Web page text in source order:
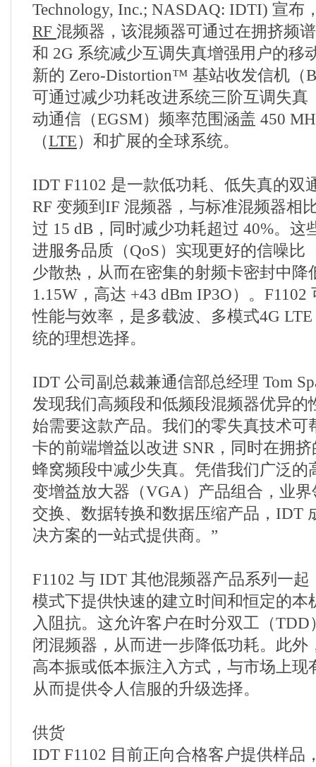
Technology, Inc.; NASDAQ: IDTI) 宣布
RF 混频器，该混频器可通过在拥挤频
和 2G 系统减少互调失真增强用户的移
新的 Zero-Distortion™ 基站收发信机（
可通过减少功耗改进系统三阶互调失真
动通信（EGSM）频率范围涵盖 450
（LTE）和扩展的全球系统。
IDT F1102 是一款低功耗、低失真的双
RF 变频到IF 混频器，与标准混频器相
过 15 dB，同时减少功耗超过 40%。这
进服务品质（QoS）实现更好的信噪比
少散热，从而在密集的射频卡密封中降
1.15W，高达 +43 dBm IP3O）。
性能与效率，是多载波、多模式4G
统的理想选择。
IDT 公司副总裁兼通信部总经理 Tom
发现我们高频段和低频段混频器优异的
始需要这款产品。我们的零失真技术可
卡的前端增益以改进 SNR，同时在拥挤
蜂窝频段中减少失真。凭借我们广泛的
变增益放大器（VGA）产品组合，业
交换、数据转换和数据压缩产品，IDT
决方案的一站式提供商。”
F1102 与 IDT 其他混频器产品系列一
模式下提供快速的建立时间和恒定的本
入阻抗。这允许客户在时分双工（
闭混频器，从而进一步降低功耗。此外
高本振或低本振注入方式，与市场上现
从而提供令人信服的升级选择。
供货
IDT F1102 目前正向合格客户提供样品